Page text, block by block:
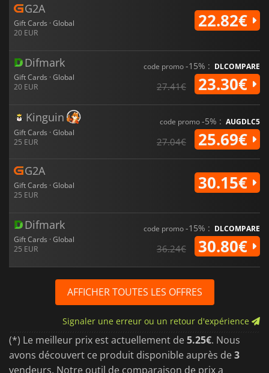
G2A
Gift Cards · Global
20 EUR
22.82€
Difmark
Gift Cards · Global
20 EUR
code promo-15% : DLCOMPARE
27.41€ 23.30€
Kinguin
Gift Cards · Global
25 EUR
code promo-5% : AUGDLC5
27.04€ 25.69€
G2A
Gift Cards · Global
25 EUR
30.15€
Difmark
Gift Cards · Global
25 EUR
code promo-15% : DLCOMPARE
36.24€ 30.80€
AFFICHER TOUTES LES OFFRES
Signaler une erreur ou un retour d'expérience
(*) Le meilleur prix est actuellement de5.25€. Nous
avons découvert ce produit disponible auprès de3
vendeurs. Notre outil de comparaison de prix a